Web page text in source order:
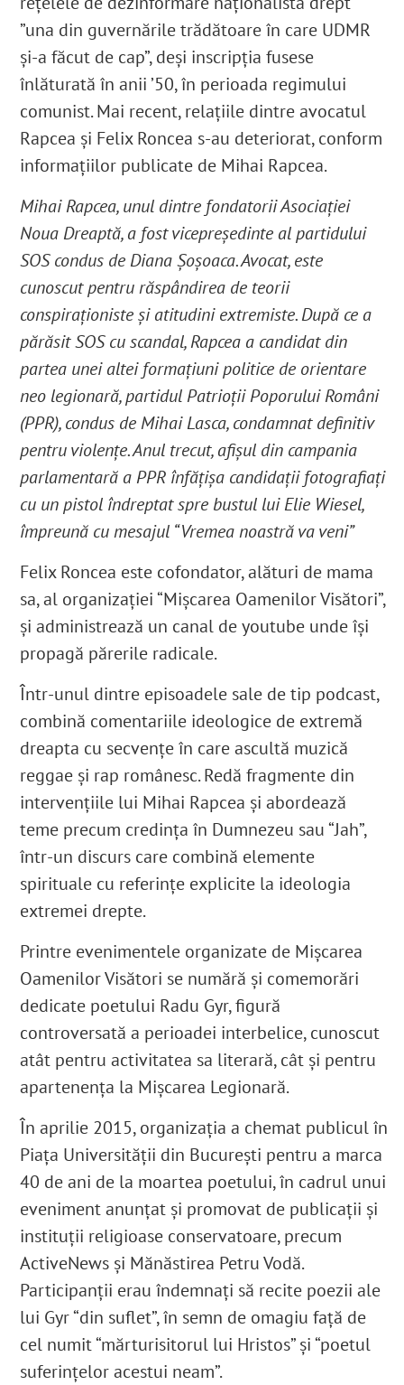
”una din guvernările trădătoare în care UDMR
şi-a făcut de cap”, deși inscripția fusese
înlăturată în anii ’50, în perioada regimului
comunist.Mai recent, relațiile dintre avocatul
Rapcea și Felix Roncea s-au deteriorat, conform
informațiilor publicate de Mihai Rapcea.
Mihai Rapcea, unul dintre fondatorii Asociației
Noua Dreaptă,a fost vicepreședinte al partidului
SOS condus de Diana Șoșoaca. Avocat, este
cunoscut pentru răspândirea de teorii
conspiraționiste și atitudini extremiste. După ce a
părăsit SOS cu scandal,Rapcea a candidat din
partea unei altei formațiuni politice de orientare
neo legionară, partidul Patrioții Poporului Români
(PPR),condus de Mihai Lasca, condamnat definitiv
pentru violențe. Anul trecut, afișul din campania
parlamentară a PPR înfățișa candidații fotografiați
cu un pistol îndreptat spre bustul lui Elie Wiesel,
împreună cu mesajul “Vremea noastră va veni”
Felix Roncea este cofondator, alături de mama
sa, al organizaţiei “Mişcarea Oamenilor Visători”,
şi administrează un canal de youtube unde îşi
propagă părerile radicale.
Într-unul dintre episoadele sale de tip podcast,
combină comentariile ideologice de extremă
dreapta cu secvenţe în care ascultă muzică
reggae şi rap românesc. Redă fragmente din
intervenţiile lui Mihai Rapcea şi abordează
teme precum credinţa în Dumnezeu sau “Jah”,
într-un discurs care combină elemente
spirituale cu referinţe explicite la ideologia
extremei drepte.
Printre evenimentele organizate de Mişcarea
Oamenilor Visători se numără şi comemorări
dedicate poetului Radu Gyr, figură
controversată a perioadei interbelice, cunoscut
atât pentru activitatea sa literară, cât şi pentru
apartenența la Mişcarea Legionară.
În aprilie 2015, organizaţia a chemat publicul în
Piaţa Universităţii din Bucureşti pentru a marca
40 de ani de la moartea poetului, în cadrul unui
eveniment anunţat şi promovat de publicaţii şi
instituţii religioase conservatoare, precum
ActiveNews şi Mănăstirea Petru Vodă.
Participanţii erau îndemnaţi să recite poezii ale
lui Gyr “din suflet”, în semn de omagiu faţă de
cel numit “mărturisitorul lui Hristos” şi “poetul
suferinţelor acestui neam”.